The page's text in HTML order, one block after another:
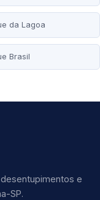
da Lagoa
Brasil
e
SP.